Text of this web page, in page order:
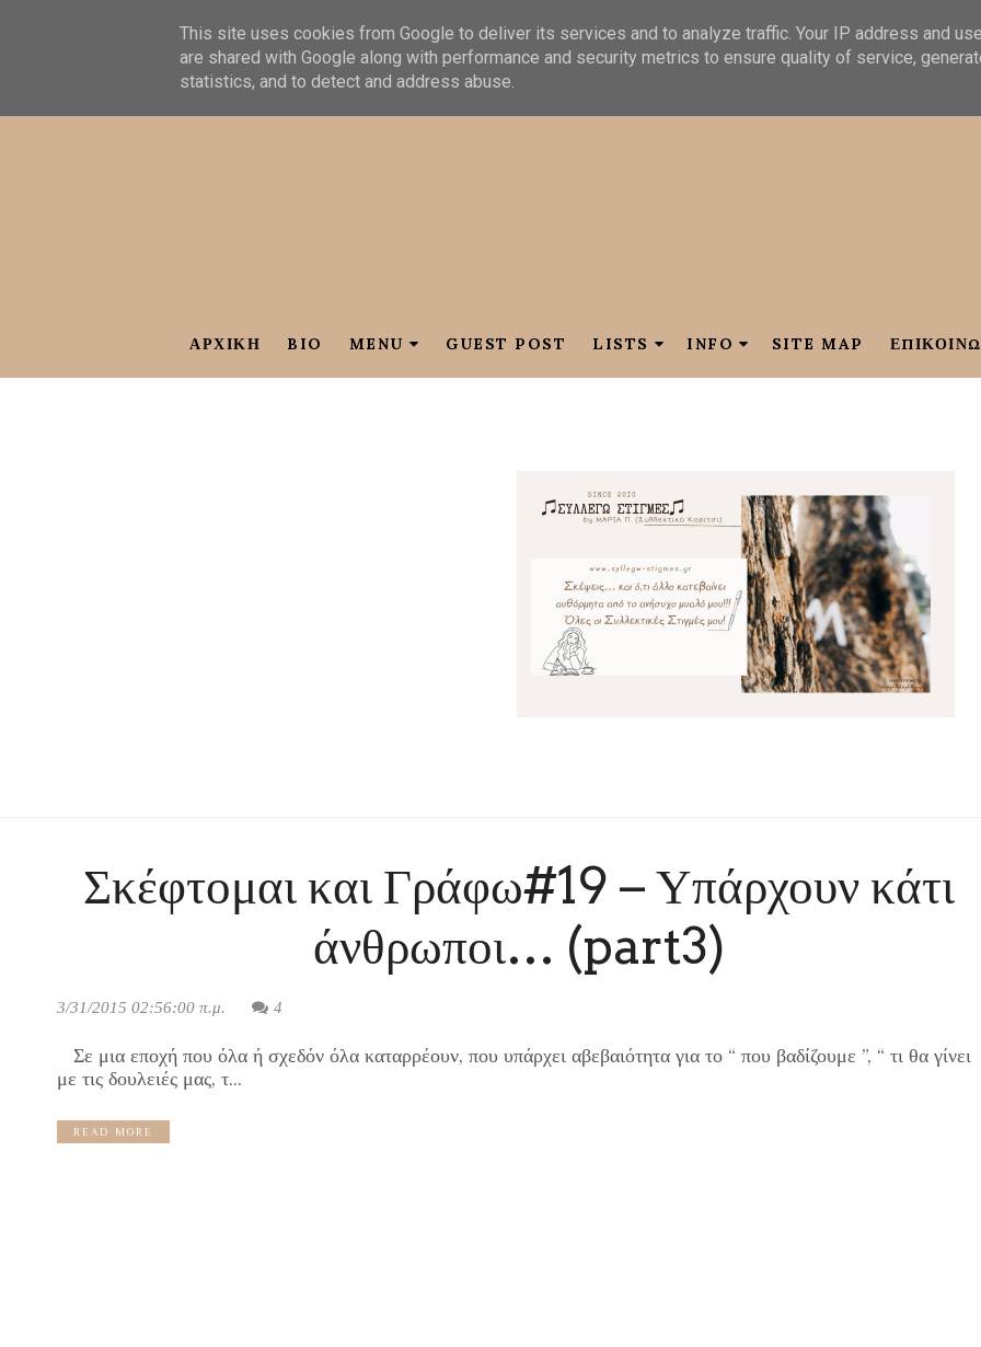
ΑΡΧΙΚΗ BIO MENU GUEST POST LISTS INFO SITE MAP
Σκέφτομαι και Γράφω#19 – Υπάρχουν κάτι
άνθρωποι… (part3)
3/31/2015 02:56:00 π.μ. 4
Σε μια εποχή που όλα ή σχεδόν όλα καταρρέουν, που υπάρχει αβεβαιότητα για το “ που βαδίζουμε ”, “ τι θα γίνει
με τις δουλειές μας, τ...
READ MORE
This site uses cookies from Google to deliver its services and to analyze traffic. Your IP address and
are shared with Google along with performance and security metrics to ensure quality of service,
statistics, and to detect and address abuse.